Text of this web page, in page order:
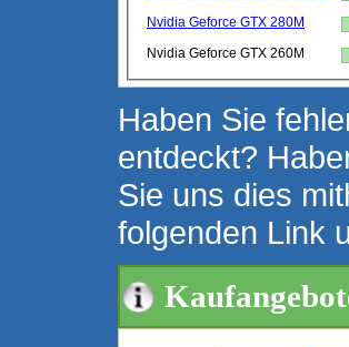
Nvidia Geforce GTX 280M
Nvidia Geforce GTX 260M
Haben Sie
entdeckt?
Sie uns dies
folgenden Link